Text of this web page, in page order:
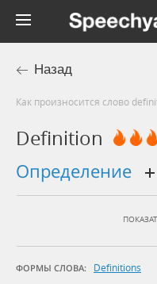
Назад
Как произносится слово
Definition
определение
ФОРМЫ СЛОВА: Definitions